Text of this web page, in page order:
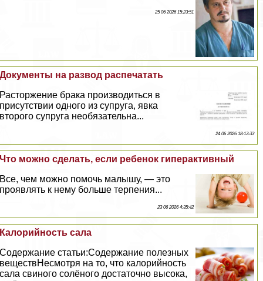
25 06 2026 15:23:51
Документы на развод распечатать
Расторжение бpaка производиться в
присутствии одного из супруга, явка
второго супруга необязательна...
24 06 2026 18:13:33
Что можно сделать, если ребенок гипеpaктивный
Все, чем можно помочь малышу, — это
проявлять к нему больше терпения...
23 06 2026 4:35:42
Калорийность сала
Содержание статьи:Содержание полезных
веществНесмотря на то, что калорийность
сала свиного солёного достаточно высока,